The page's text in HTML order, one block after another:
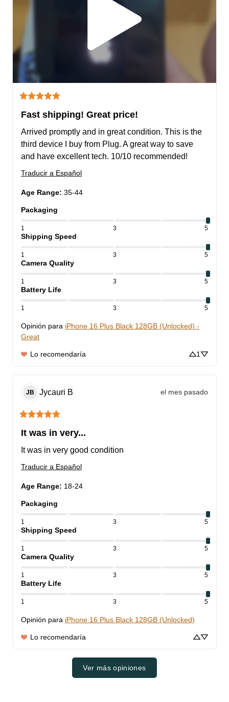
Fast shipping! Great price!
Arrived promptly and in great condition. This is the
third device I buy from Plug. A great way to save
and have excellent tech. 10/10 recommended!
Traducir a Español
Age Range: 35-44
Packaging
1 3 5
Shipping Speed
1 3 5
Camera Quality
1 3 5
Battery Life
1 3 5
Opinión para iPhone 16 Plus Black 128GB (Unlocked) -
Great
Lo recomendaría 1
JB Jycauri B el mes pasado
It was in very...
It was in very good condition
Traducir a Español
Age Range: 18-24
Packaging
1 3 5
Shipping Speed
1 3 5
Camera Quality
1 3 5
Battery Life
1 3 5
Opinión para iPhone 16 Plus Black 128GB (Unlocked)
Lo recomendaría
Ver más opiniones